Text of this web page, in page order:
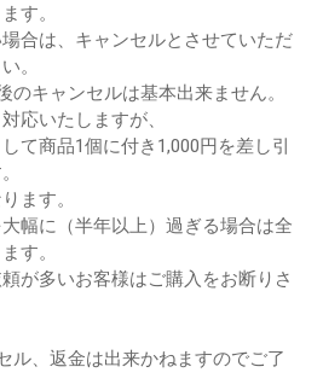
す。
合は、キャンセルとさせていただ
。
のキャンセルは基本出来ません。
応いたしますが、
て商品1個に付き1,000円を差し引
ます。
幅に（半年以上）過ぎる場合は全
す。
が多いお客様はご購入をお断りさ
ル、返金は出来かねますのでご了